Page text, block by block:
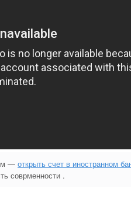
— открыть счет в иностранном
соврменности .